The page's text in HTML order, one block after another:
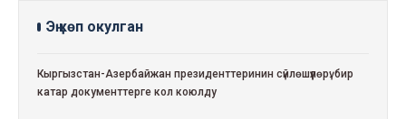
Эң көп окулган
Кыргызстан-Азербайжан президенттеринин сүйлөшүүлөрү: бир
катар документтерге кол коюлду